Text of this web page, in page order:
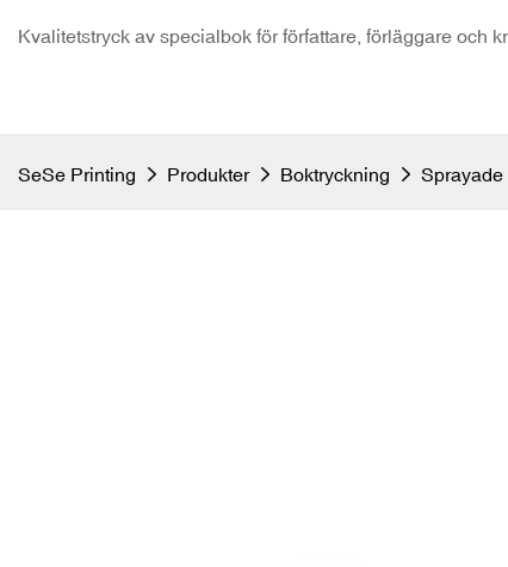
Kvalitetstryck av specialbok för författare, förläggare och
SeSe Printing Produkter Boktryckning Sprayade